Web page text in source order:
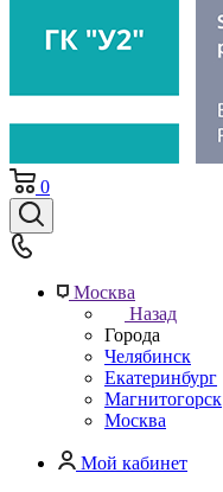
0
Москва
Назад
Города
Челябинск
Екатеринбург
Магнитогорск
Москва
Мой кабинет